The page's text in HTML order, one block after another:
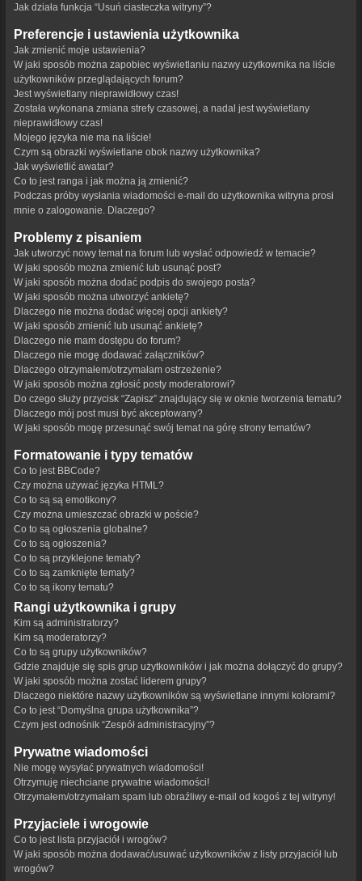
Jak działa funkcja “Usuń ciasteczka witryny”?
Preferencje i ustawienia użytkownika
Jak zmienić moje ustawienia?
W jaki sposób można zapobiec wyświetlaniu nazwy użytkownika na liście
użytkowników przeglądających forum?
Jest wyświetlany nieprawidłowy czas!
Została wykonana zmiana strefy czasowej, a nadal jest wyświetlany
nieprawidłowy czas!
Mojego języka nie ma na liście!
Czym są obrazki wyświetlane obok nazwy użytkownika?
Jak wyświetlić awatar?
Co to jest ranga i jak można ją zmienić?
Podczas próby wysłania wiadomości e-mail do użytkownika witryna prosi
mnie o zalogowanie. Dlaczego?
Problemy z pisaniem
Jak utworzyć nowy temat na forum lub wysłać odpowiedź w temacie?
W jaki sposób można zmienić lub usunąć post?
W jaki sposób można dodać podpis do swojego posta?
W jaki sposób można utworzyć ankietę?
Dlaczego nie można dodać więcej opcji ankiety?
W jaki sposób zmienić lub usunąć ankietę?
Dlaczego nie mam dostępu do forum?
Dlaczego nie mogę dodawać załączników?
Dlaczego otrzymałem/otrzymałam ostrzeżenie?
W jaki sposób można zgłosić posty moderatorowi?
Do czego służy przycisk “Zapisz” znajdujący się w oknie tworzenia tematu?
Dlaczego mój post musi być akceptowany?
W jaki sposób mogę przesunąć swój temat na górę strony tematów?
Formatowanie i typy tematów
Co to jest BBCode?
Czy można używać języka HTML?
Co to są są emotikony?
Czy można umieszczać obrazki w poście?
Co to są ogłoszenia globalne?
Co to są ogłoszenia?
Co to są przyklejone tematy?
Co to są zamknięte tematy?
Co to są ikony tematu?
Rangi użytkownika i grupy
Kim są administratorzy?
Kim są moderatorzy?
Co to są grupy użytkowników?
Gdzie znajduje się spis grup użytkowników i jak można dołączyć do grupy?
W jaki sposób można zostać liderem grupy?
Dlaczego niektóre nazwy użytkowników są wyświetlane innymi kolorami?
Co to jest “Domyślna grupa użytkownika”?
Czym jest odnośnik “Zespół administracyjny”?
Prywatne wiadomości
Nie mogę wysyłać prywatnych wiadomości!
Otrzymuję niechciane prywatne wiadomości!
Otrzymałem/otrzymałam spam lub obraźliwy e-mail od kogoś z tej witryny!
Przyjaciele i wrogowie
Co to jest lista przyjaciół i wrogów?
W jaki sposób można dodawać/usuwać użytkowników z listy przyjaciół lub
wrogów?